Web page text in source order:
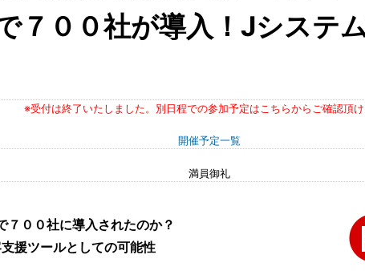
７００社が導入！Jシステ
※受付は終了いたしました。別日程での参加予定はこちらからご確認頂け
開催予定一覧
満員御礼
７ ００社に導入されたのか？
援ツールとしての可能性